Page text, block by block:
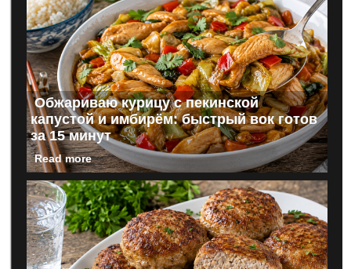
Обжариваю курицу с пекинской
капустой и имбирём: быстрый вок готов
за 15 минут
Read more